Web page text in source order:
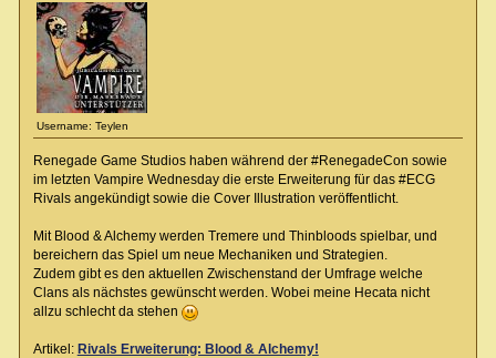
Username: Teylen
Renegade Game Studios haben während der #RenegadeCon sowie
im letzten Vampire Wednesday die erste Erweiterung für das #ECG
Rivals angekündigt sowie die Cover Illustration veröffentlicht.
Mit Blood & Alchemy werden Tremere und Thinbloods spielbar, und
bereichern das Spiel um neue Mechaniken und Strategien.
Zudem gibt es den aktuellen Zwischenstand der Umfrage welche
Clans als nächstes gewünscht werden. Wobei meine Hecata nicht
allzu schlecht da stehen
Artikel: Rivals Erweiterung: Blood & Alchemy!